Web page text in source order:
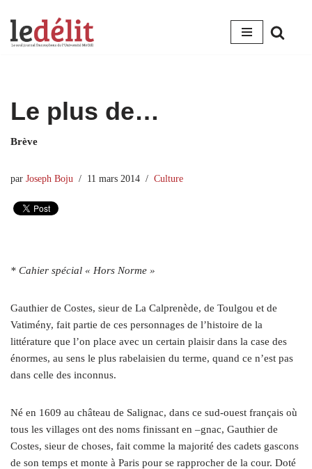
Aller
Le plus de…
Brève
par Joseph Boju 11 mars 2014 Culture
* Cahier spécial « Hors Norme »
Gauthier de Costes, sieur de La Calprenède, de Toulgou et de
Vatimény, fait partie de ces personnages de l’histoire de la
littérature que l’on place avec un certain plaisir dans la case des
énormes, au sens le plus rabelaisien du terme, quand ce n’est pas
dans celle des inconnus.
Né en 1609 au château de Salignac, dans ce sud-ouest français où
tous les villages ont des noms finissant en –gnac, Gauthier de
Costes, sieur de choses, fait comme la majorité des cadets gascons
de son temps et monte à Paris pour se rapprocher de la cour. Doté